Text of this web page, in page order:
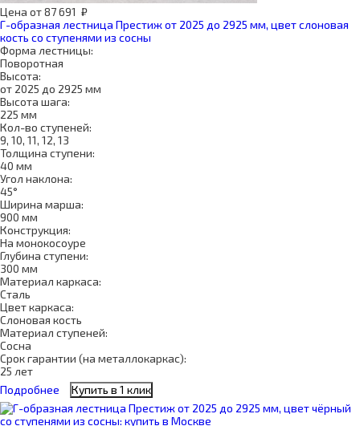
Цена от87 691 ₽
Г-образная лестница Престиж от 2025 до 2925 мм, цвет слоновая
кость со ступенями из сосны
Форма лестницы:
Поворотная
Высота:
от 2025 до 2925 мм
Высота шага:
225 мм
Кол-во ступеней:
9, 10, 11, 12, 13
Толщина ступени:
40 мм
Угол наклона:
45°
Ширина марша:
900 мм
Конструкция:
На монокосоуре
Глубина ступени:
300 мм
Материал каркаса:
Сталь
Цвет каркаса:
Слоновая кость
Материал ступеней:
Сосна
Срок гарантии (на металлокаркас):
25 лет
Подробнее
Купить в 1 клик